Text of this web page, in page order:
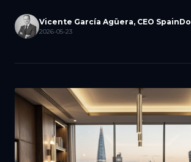
Vicente García Agüera, CEO
2026-05-23